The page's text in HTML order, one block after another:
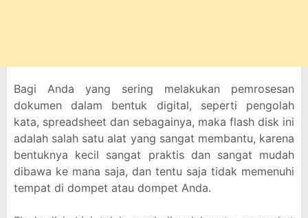
Bagi Anda yang sering melakukan pemrosesan
dokumen dalam bentuk digital, seperti pengolah
kata, spreadsheet dan sebagainya, maka flash disk ini
adalah salah satu alat yang sangat membantu, karena
bentuknya kecil sangat praktis dan sangat mudah
dibawa ke mana saja, dan tentu saja tidak memenuhi
tempat di dompet atau dompet Anda.